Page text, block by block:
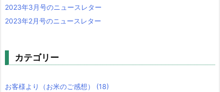
2023年3月号のニュースレター
2023年2月号のニュースレター
カテゴリー
お客様より（お米のご感想） (18)